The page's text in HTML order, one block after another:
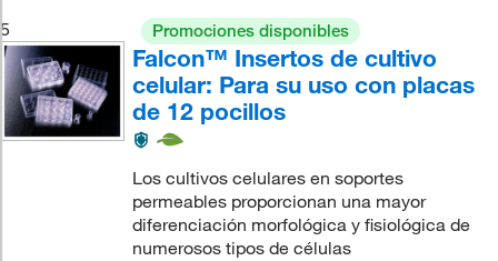
5
Promociones disponibles
Falcon™ Insertos de cultivo
celular: Para su uso con placas
de 12 pocillos
Los cultivos celulares en soportes
permeables proporcionan una mayor
diferenciación morfológica y fisiológica de
numerosos tipos de células